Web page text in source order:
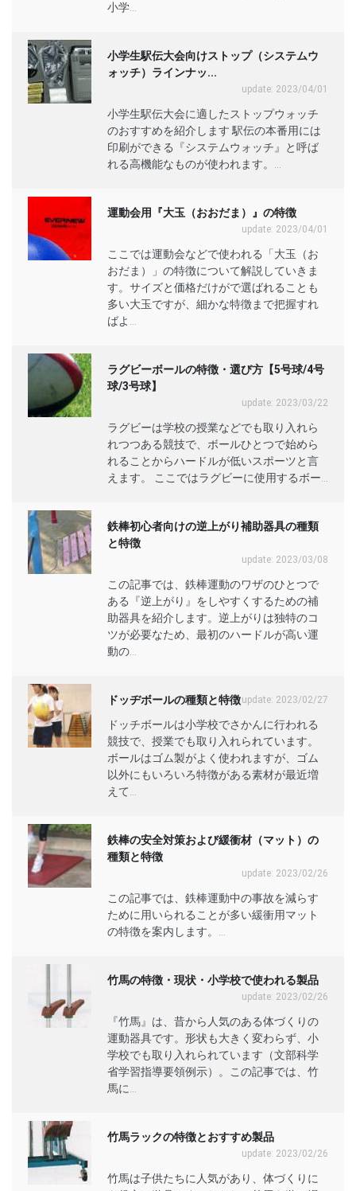
小学...
小学生駅伝大会向けストップ（システムウ
ォッチ）ラインナッ...
update: 2023/04/01
小学生駅伝大会に適したストップウォッチ
のおすすめを紹介します 駅伝の本番用には
印刷ができる『システムウォッチ』と呼ば
れる高機能なものが使われます。...
運動会用『大玉（おおだま）』の特徴
update: 2023/04/01
ここでは運動会などで使われる「大玉（お
おだま）」の特徴について解説していきま
す。サイズと価格だけがで選ばれることも
多い大玉ですが、細かな特徴まで把握すれ
ばよ...
ラグビーボールの特徴・選び方【5号球/4号
球/3号球】
update: 2023/03/22
ラグビーは学校の授業などでも取り入れら
れつつある競技で、ボールひとつで始めら
れることからハードルが低いスポーツと言
えます。 ここではラグビーに使用するボー...
鉄棒初心者向けの逆上がり補助器具の種類
と特徴
update: 2023/03/08
この記事では、鉄棒運動のワザのひとつで
ある『逆上がり』をしやすくするための補
助器具を紹介します。逆上がりは独特のコ
ツが必要なため、最初のハードルが高い運
動の...
ドッヂボールの種類と特徴update: 2023/02/27
ドッチボールは小学校でさかんに行われる
競技で、授業でも取り入れられています。
ボールはゴム製がよく使われますが、ゴム
以外にもいろいろ特徴がある素材が最近増
えて...
鉄棒の安全対策および緩衝材（マット）の
種類と特徴
update: 2023/02/26
この記事では、鉄棒運動中の事故を減らす
ために用いられることが多い緩衝用マット
の特徴を案内します。...
竹馬の特徴・現状・小学校で使われる製品
update: 2023/02/26
『竹馬』は、昔から人気のある体づくりの
運動器具です。形状も大きく変わらず、小
学校でも取り入れられています（文部科学
省学習指導要領例示）。この記事では、竹
馬に...
竹馬ラックの特徴とおすすめ製品
update: 2023/02/26
竹馬は子供たちに人気があり、体づくりに